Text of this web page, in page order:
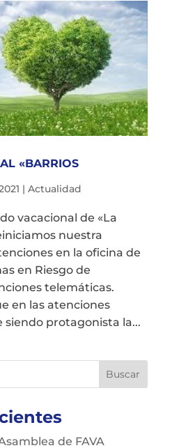
«BARRIOS
| Actualidad
vacacional de «La
nuestra
en la oficina de
en Riesgo de
telemáticas.
en las atenciones
siendo protagonista la...
de FAVA